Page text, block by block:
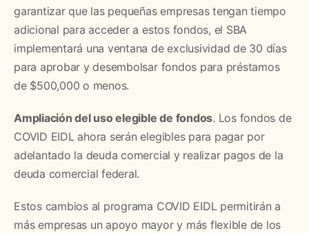
garantizar que las pequeñas empresas tengan tiempo
adicional para acceder a estos fondos, el SBA
implementará una ventana de exclusividad de 30 días
para aprobar y desembolsar fondos para préstamos
de $500,000 o menos.
Ampliación del uso elegible de fondos. Los fondos de
COVID EIDL ahora serán elegibles para pagar por
adelantado la deuda comercial y realizar pagos de la
deuda comercial federal.
Estos cambios al programa COVID EIDL permitirán a
más empresas un apoyo mayor y más flexible de los